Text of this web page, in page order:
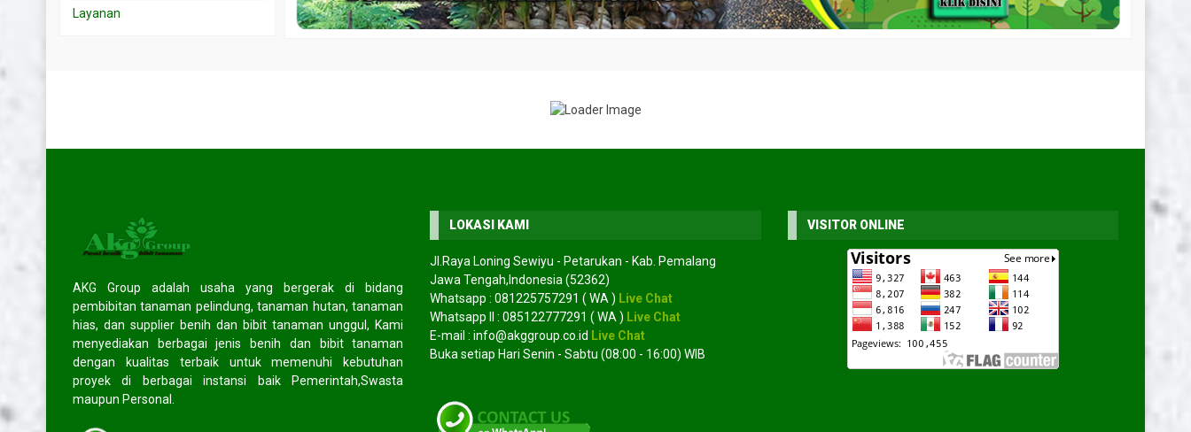
Layanan
twitter.com/cv_akggroup
HOT ITEM!
Jual bibit pinus merkusi
*Harga Hubungi CS
/ BBTPNS024
Jual bibit cemara laut
*Harga Hubungi CS
Tersedia
Jual biji cemara udang
*Harga Hubungi CS
Tersedia
bakau
*Harga Hubungi CS
Tersedia
Jual biji kaliandra merah
*Harga Hubungi CS
TESTIMONIAL
AKG Group adalah usaha yang bergerak di bidang
pembibitan tanaman pelindung, tanaman hutan, tanaman
hias, dan supplier benih dan bibit tanaman unggul, Kami
menyediakan berbagai jenis benih dan bibit tanaman
dengan kualitas terbaik untuk memenuhi kebutuhan
proyek di berbagai instansi baik Pemerintah,Swasta
maupun Personal.
LOKASI KAMI
Jl.Raya Loning Sewiyu - Petarukan - Kab. Pemalang
Jawa Tengah,Indonesia (52362)
Whatsapp :081225757291 ( WA ) Live Chat
Whatsapp II :085122777291 ( WA ) Live Chat
E-mail :info@akggroup.co.id Live Chat
Buka setiap Hari Senin - Sabtu (08:00 - 16:00) WIB
VISITOR ONLINE